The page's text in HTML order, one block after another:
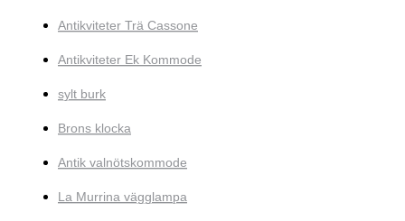
Antikviteter Trä Cassone
Antikviteter Ek Kommode
sylt burk
Brons klocka
Antik valnötskommode
La Murrina vägglampa